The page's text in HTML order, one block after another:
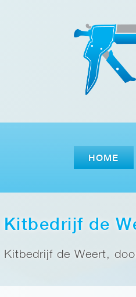
HOME
Kitbedrijf de
Kitbedrijf de Weert,